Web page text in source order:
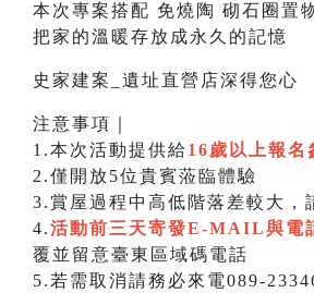
本次專案搭配 免燒陶 砌石圈置
把家的溫暖存放成永久的記憶
史家建案_遺址直營店深得您心
注意事項｜
1.本次活動提供給16歲以上報名
2.僅開放5位貴賓蒞臨體驗
3.賞屋過程中高低階落差較大，
4.活動前三天寄發E-MAIL與電
覆並留意臺東區域碼電話
5.若需取消請務必來電089-